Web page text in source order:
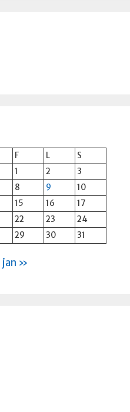
F L
S
1
2
3
8 9
10
15 16
17
22 23
24
29 30 31
jan »